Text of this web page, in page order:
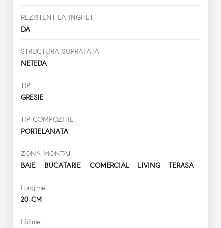
REZISTENT LA INGHET
DA
STRUCTURA SUPRAFATA
NETEDA
TIP
GRESIE
TIP COMPOZITIE
PORTELANATA
ZONA MONTAJ
BAIE BUCATARIE COMERCIAL LIVING TERASA
Lungime
20 CM
Lăţime